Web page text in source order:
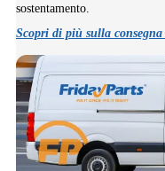
sostentamento.
Scopri di più sulla